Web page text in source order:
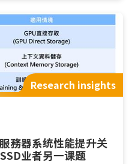
Research insights
務器系统性能提升关
业者另一课题